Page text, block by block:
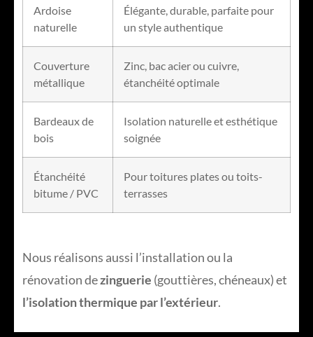
Ardoise
naturelle
Élégante, durable, parfaite pour
un style authentique
Couverture
métallique
Zinc, bac acier ou cuivre,
étanchéité optimale
Bardeaux de
bois
Isolation naturelle et esthétique
soignée
Étanchéité
bitume / PVC
Pour toitures plates ou toits-
terrasses
Nous réalisons aussi l’installation ou la
rénovation dezinguerie (gouttières, chéneaux) et
l’isolation thermique par l’extérieur.